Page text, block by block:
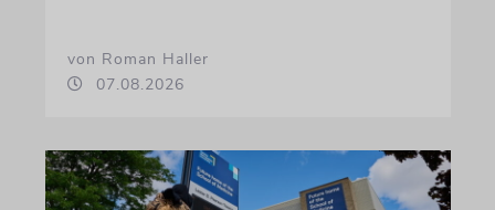
von Roman Haller
07.08.2026